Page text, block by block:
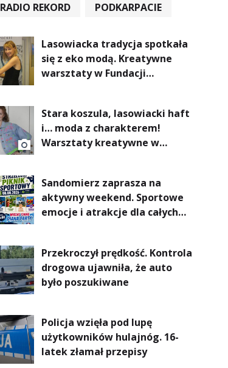
RADIO REKORD
PODKARPACIE
Lasowiacka tradycja spotkała
się z eko modą. Kreatywne
warsztaty w Fundacji
Stara koszula, lasowiacki haft
i… moda z charakterem!
Warsztaty kreatywne w
Sandomierz zaprasza na
aktywny weekend. Sportowe
emocje i atrakcje dla całych
Przekroczył prędkość. Kontrola
drogowa ujawniła, że auto
było poszukiwane
Policja wzięła pod lupę
użytkowników hulajnóg. 16-
latek złamał przepisy